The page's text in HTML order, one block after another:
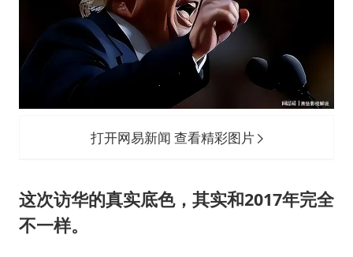
打开网易新闻 查看精彩图片
这次访华的真实底色，其实和2017年完全
不一样。